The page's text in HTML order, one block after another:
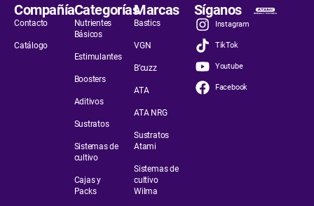
Compañía
Contacto
Catálogo
Categorías
Nutrientes
Básicos
Estimulantes
Boosters
Aditivos
Sustratos
Sistemas de
cultivo
Cajas y
Packs
Marcas
Bastics
VGN
B’cuzz
ATA
ATA NRG
Sustratos
Atami
Sistemas de
cultivo
Wilma
Síganos
Instagram
TikTok
Youtube
Facebook